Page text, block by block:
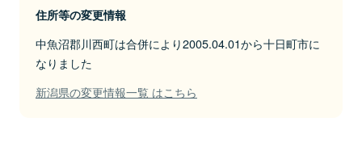
住所等の変更情報
中魚沼郡川西町は合併により2005.04.01から十日町市に
なりました
新潟県の変更情報一覧 はこちら